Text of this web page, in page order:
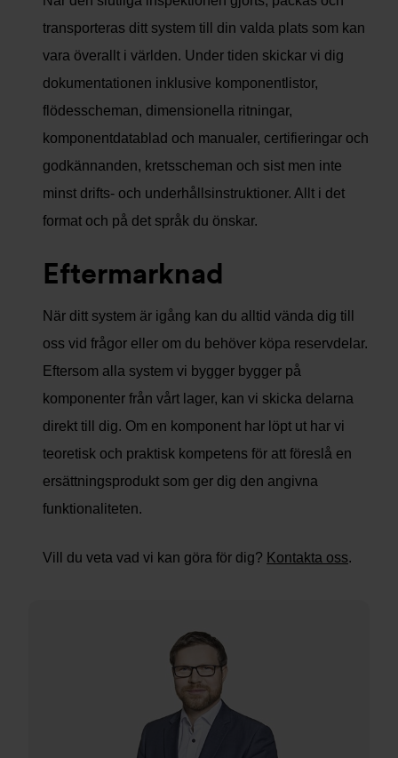
transporteras ditt system till din valda plats som kan
vara överallt i världen. Under tiden skickar vi dig
dokumentationen inklusive komponentlistor,
flödesscheman, dimensionella ritningar,
komponentdatablad och manualer, certifieringar och
godkännanden, kretsscheman och sist men inte
minst drifts- och underhållsinstruktioner. Allt i det
format och på det språk du önskar.
Eftermarknad
När ditt system är igång kan du alltid vända dig till
oss vid frågor eller om du behöver köpa reservdelar.
Eftersom alla system vi bygger bygger på
komponenter från vårt lager, kan vi skicka delarna
direkt till dig. Om en komponent har löpt ut har vi
teoretisk och praktisk kompetens för att föreslå en
ersättningsprodukt som ger dig den angivna
funktionaliteten.
Vill du veta vad vi kan göra för dig? Kontakta oss.